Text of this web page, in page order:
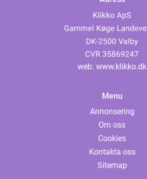
web: www.klikko.dk
Menu
Annonsering
Om oss
Cookies
Kontakta oss
Sitemap